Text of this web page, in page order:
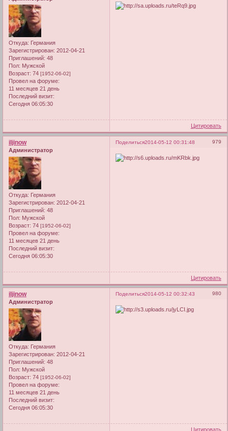
Откуда: Германия
Зарегистрирован: 2012-04-21
Приглашений: 48
Пол: Мужской
Возраст: 74 [1952-06-02]
Провел на форуме:
11 месяцев 21 день
Последний визит:
Сегодня 06:05:30
Цитировать
Поделиться 979
2014-05-12 00:31:48
iljinow
Администратор
Откуда: Германия
Зарегистрирован: 2012-04-21
Приглашений: 48
Пол: Мужской
Возраст: 74 [1952-06-02]
Провел на форуме:
11 месяцев 21 день
Последний визит:
Сегодня 06:05:30
Цитировать
Поделиться 980
2014-05-12 00:32:43
iljinow
Администратор
Откуда: Германия
Зарегистрирован: 2012-04-21
Приглашений: 48
Пол: Мужской
Возраст: 74 [1952-06-02]
Провел на форуме:
11 месяцев 21 день
Последний визит:
Сегодня 06:05:30
Цитировать